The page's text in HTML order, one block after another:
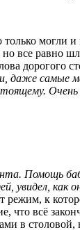
все равно
самые
Помощь
увидел,
режим, к
что всё
в